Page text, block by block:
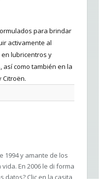
para brindar
activamente al
lubricentros y
así como también en la
Citroën.
1994 y amante de los
En 2006 le di forma
datos? Clic en la casita